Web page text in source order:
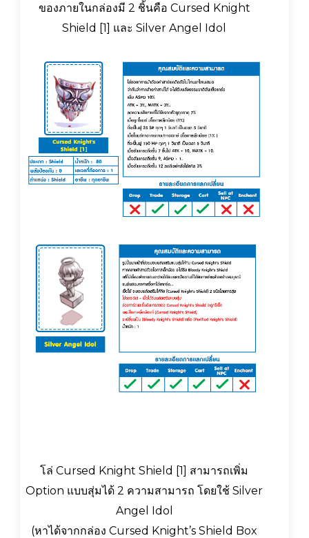
ของภายในกล่องมี 2 ชิ้นคือ Cursed Knight
Shield [1] และ Silver Angel Idol
โล่ Cursed Knight Shield [1] สามารถเพิ่ม
Option แบบสุ่มได้ 2 ความสามารถ โดยใช้ Silver
Angel Idol
(หาได้จากกล่อง Cursed Knight’s Shield Box